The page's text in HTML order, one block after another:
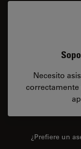
Necesito
¿Prefiere un